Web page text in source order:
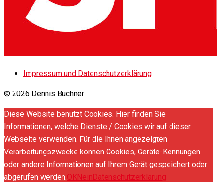
Impressum und Datenschutzerklärung
© 2026 Dennis Buchner
Diese Website benutzt Cookies. Hier finden Sie
Informationen, welche Dienste / Cookies wir auf dieser
Webseite verwenden. Für die Ihnen angezeigten
Verarbeitungszwecke können Cookies, Geräte-Kennungen
oder andere Informationen auf Ihrem Gerät gespeichert oder
abgerufen werden.OKNeinDatenschutzerklärung